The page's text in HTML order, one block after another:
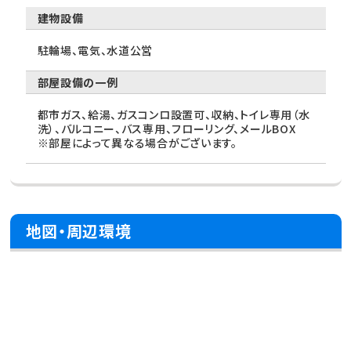
建物設備
駐輪場、電気、水道公営
部屋設備の一例
都市ガス、給湯、ガスコンロ設置可、収納、トイレ専用（水
洗）、バルコニー、バス専用、フローリング、メールBOX
※部屋によって異なる場合がございます。
地図・周辺環境